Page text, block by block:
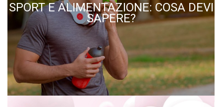
SPORT E ALIMENTAZIONE: COSA DEVI
SAPERE?